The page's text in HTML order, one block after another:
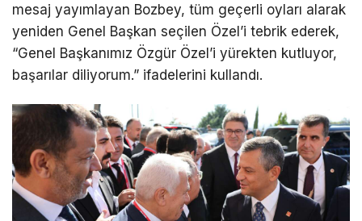
mesaj yayımlayan Bozbey, tüm geçerli oyları alarak
yeniden Genel Başkan seçilen Özel’i tebrik ederek,
“Genel Başkanımız Özgür Özel’i yürekten kutluyor,
başarılar diliyorum.” ifadelerini kullandı.